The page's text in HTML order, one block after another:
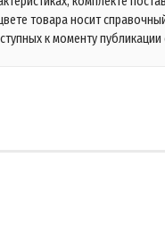
товара носит
к моменту публикации